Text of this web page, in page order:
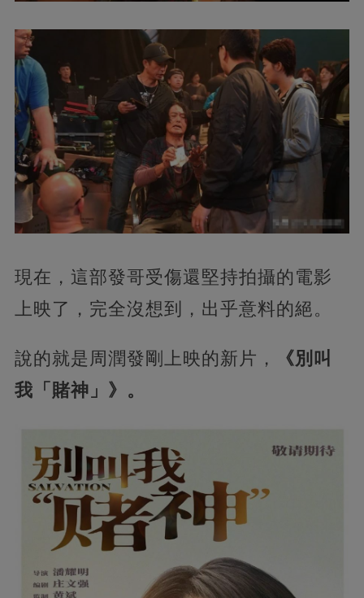
現在，這部發哥受傷還堅持拍攝的電影
上映了，完全沒想到，出乎意料的絕。
說的就是周潤發剛上映的新片，
《別叫
我「賭神」》。